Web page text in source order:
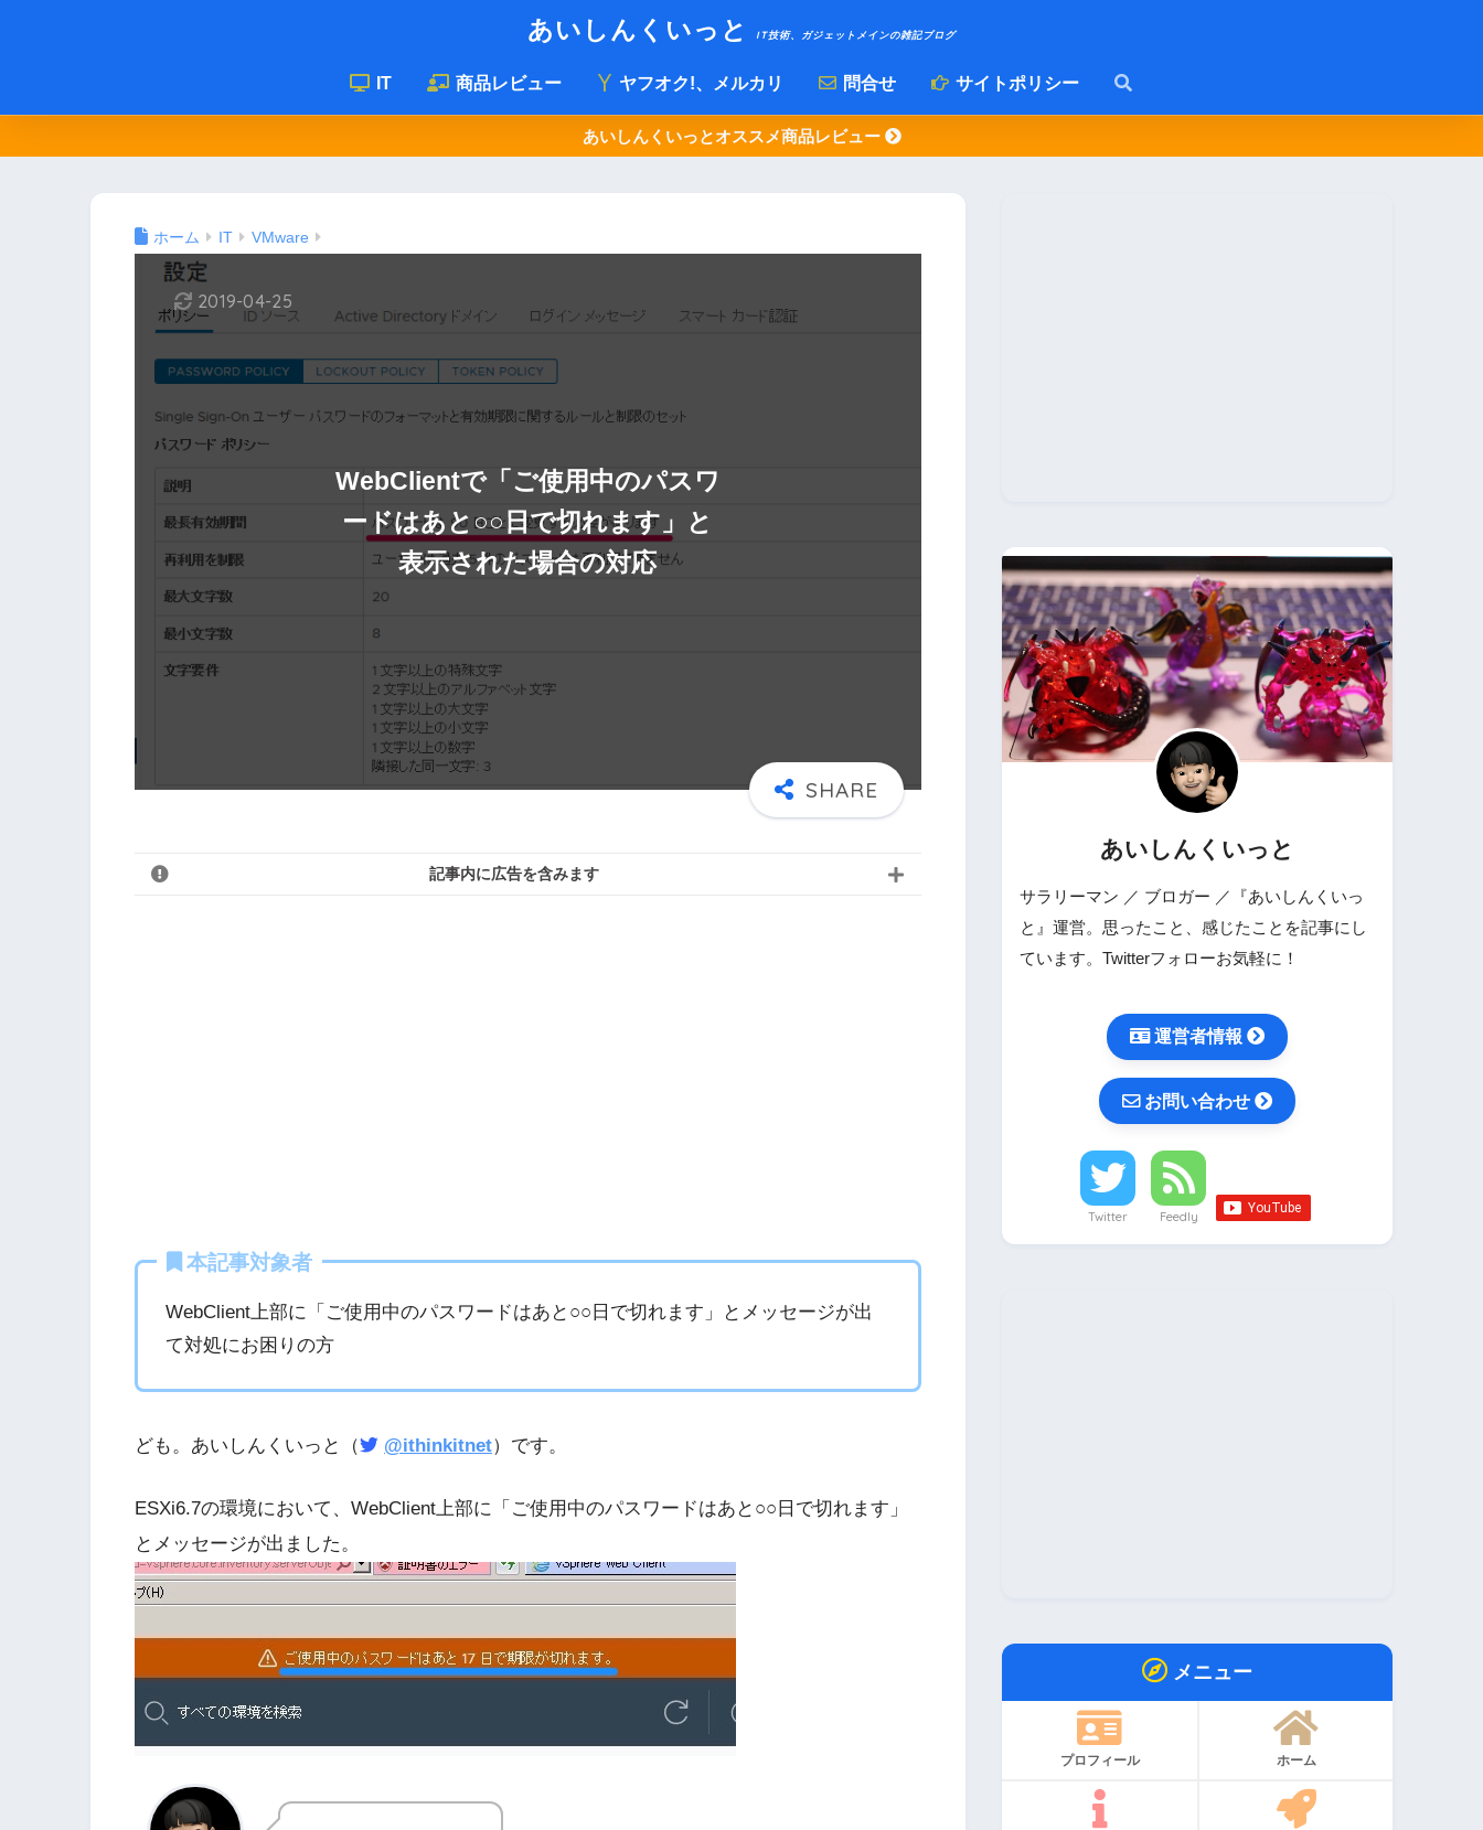
あいしんくいっと IT技術、ガジェットメインの雑記ブログ
IT 商品レビュー ヤフオク!、メルカリ 問合せ サイトポリシー
あいしんくいっとオススメ商品レビュー
ホーム IT VMware
WebClientで「ご使用中のパスワ
ードはあと○○日で切れます」と
表示された場合の対応
2019-04-25
記事内に広告を含みます
本記事対象者
WebClient上部に「ご使用中のパスワードはあと○○日で切れます」とメッセージが出
て対処にお困りの方
ども。あいしんくいっと（ @ithinkitnet）です。
ESXi6.7の環境において、WebClient上部に「ご使用中のパスワードはあと○○日で切れます」
とメッセージが出ました。
あいしんくいっと
サラリーマン ／ ブロガー ／『あいしんくいっ
と』運営。思ったこと、感じたことを記事にし
ています。Twitterフォローお気軽に！
運営者情報
お問い合わせ
Twitter Feedly
メニュー
プロフィール ホーム